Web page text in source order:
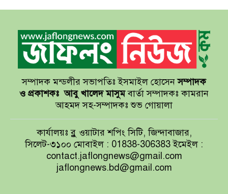
সেন্টমার্টিনের সব হোটেল-মোটেল-
রিসোর্টকে আশ্রয়কেন্দ্র ঘোষণা
বাখমুত পুনরুদ্ধারের দাবি ইউক্রেনের
আয়ারল্যান্ডের রানের পাহাড় টপকে
টাইগারদের জয়
সুখবর দিলেন জয়া আহসান
সম্পাদক মন্ডলীর সভাপতিঃ ইসমাইল হোসেনসম্পাদক
ও প্রকাশকঃ আবু খালেদ মাসুমবার্তা সম্পাদকঃ কামরান
আহমদ সহ-সম্পাদকঃ শুভ গোয়ালা
কার্যালয়ঃ ব্লু ওয়াটার শপিং সিটি, জিন্দাবাজার,
সিলেট-৩১০০ মোবাইল : 01838-306383 ইমেইল :
contact.jaflongnews@gmail.com
jaflongnews.bd@gmail.com